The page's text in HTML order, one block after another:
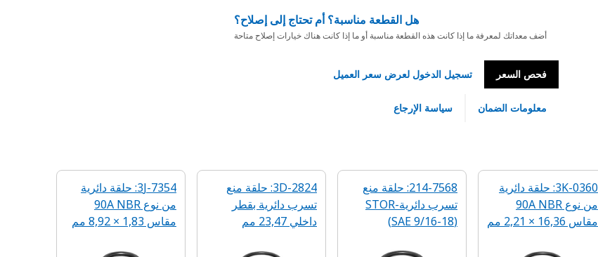
هل القطعة مناسبة؟ أم تحتاج إلى إصلاح؟
أضف معداتك لمعرفة ما إذا كانت هذه القطعة مناسبة أو ما إذا كانت هناك خيارات إصلاح متاحة
فحص السعر تسجيل الدخول لعرض سعر العميل
معلومات الضمان سياسة الإرجاع
3K-0360: حلقة دائرية
من نوع 90A NBR
مقاس ‏16,36 × 2,21 مم
214-7568: حلقة منع
تسرب دائرية-STOR
‏(SAE 9/16-18)
3D-2824: حلقة منع
تسرب دائرية‬ بقطر
داخلي 23,47 مم
3J-7354: حلقة دائرية
من نوع 90A NBR
مقاس 1,83 × 8,92 مم